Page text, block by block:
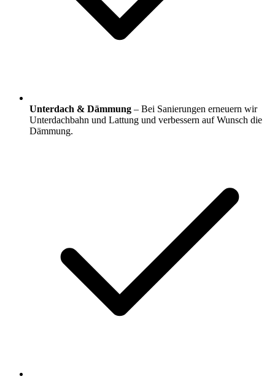
Unterdach & Dämmung – Bei Sanierungen erneuern wir
Unterdachbahn und Lattung und verbessern auf Wunsch die
Dämmung.